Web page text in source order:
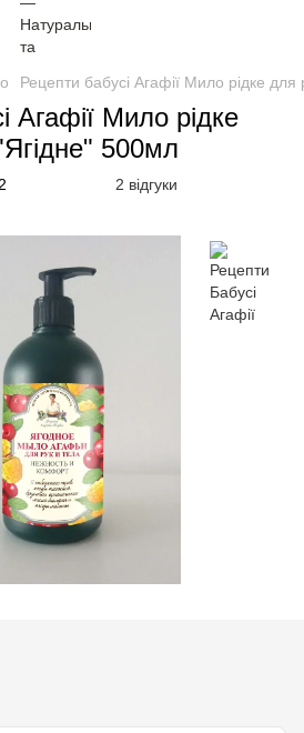
Рецепти бабусі Агафії Мило рідке для
Агафії Мило рідке
500мл
2 відгуки